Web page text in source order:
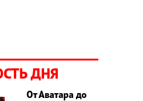
ДНЯ
От Аватара до